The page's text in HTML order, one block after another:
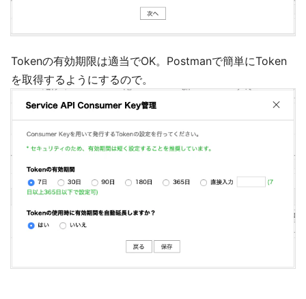
Tokenの有効期限は適当でOK。Postmanで簡単にToken
を取得するようにするので。